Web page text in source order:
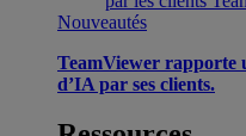
Nouveautés
TeamViewer rapporte
d’IA par ses clients.